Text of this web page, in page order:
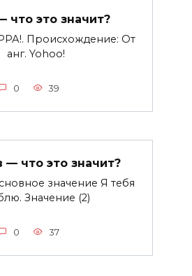
что это значит?
Происхождение: От
анг. Yohoo!
0 39
— что это значит?
значение Я тебя
Значение (2)
0 37